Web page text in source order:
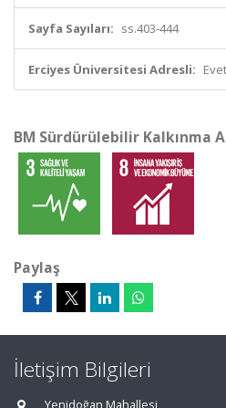
Sayfa Sayıları: ss.403-444
Erciyes Üniversitesi Adresli: Evet
BM Sürdürülebilir Kalkınma
Paylaş
İletişim Bilgileri
Yenidoğan Mahallesi